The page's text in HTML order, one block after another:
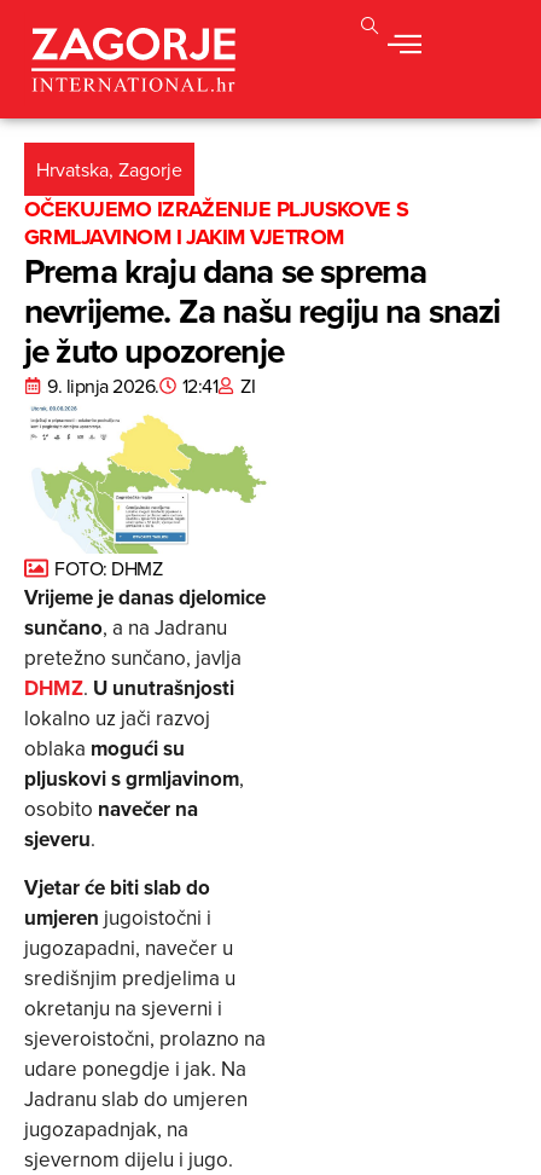
Hrvatska, Zagorje
OČEKUJEMO IZRAŽENIJE PLJUSKOVE S
GRMLJAVINOM I JAKIM VJETROM
Prema kraju dana se sprema
nevrijeme. Za našu regiju na snazi
je žuto upozorenje
9. lipnja 2026. 12:41 ZI
FOTO: DHMZ
Vrijeme je danasdjelomice
sunčano, a na Jadranu
pretežno sunčano, javlja
DHMZ. U unutrašnjosti
lokalno uz jači razvoj
oblaka mogući su
pljuskovi s grmljavinom,
osobito navečer na
sjeveru.
Vjetar će biti slab do
umjeren jugoistočni i
jugozapadni, navečer u
središnjim predjelima u
okretanju na sjeverni i
sjeveroistočni, prolazno na
udare ponegdje i jak. Na
Jadranu slab do umjeren
jugozapadnjak, na
sjevernom dijelu i jugo.